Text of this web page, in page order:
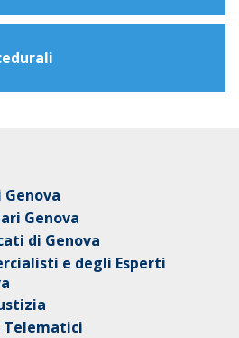
Genova
di Genova
e degli Esperti
Telematici